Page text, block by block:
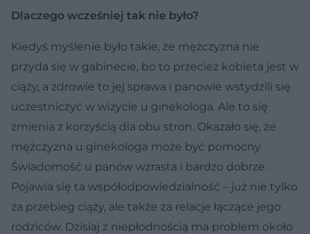
Dlaczego wcześniej tak nie było?
Kiedyś myślenie było takie, że mężczyzna nie
przyda się w gabinecie, bo to przecież kobieta jest w
ciąży, a zdrowie to jej sprawa i panowie wstydzili się
uczestniczyć w wizycie u ginekologa. Ale to się
zmienia z korzyścią dla obu stron. Okazało się, że
mężczyzna u ginekologa może być pomocny.
Świadomość u panów wzrasta i bardzo dobrze.
Pojawia się ta współodpowiedzialność – już nie tylko
za przebieg ciąży, ale także za relacje łączące jego
rodziców. Dzisiaj z niepłodnością ma problem około